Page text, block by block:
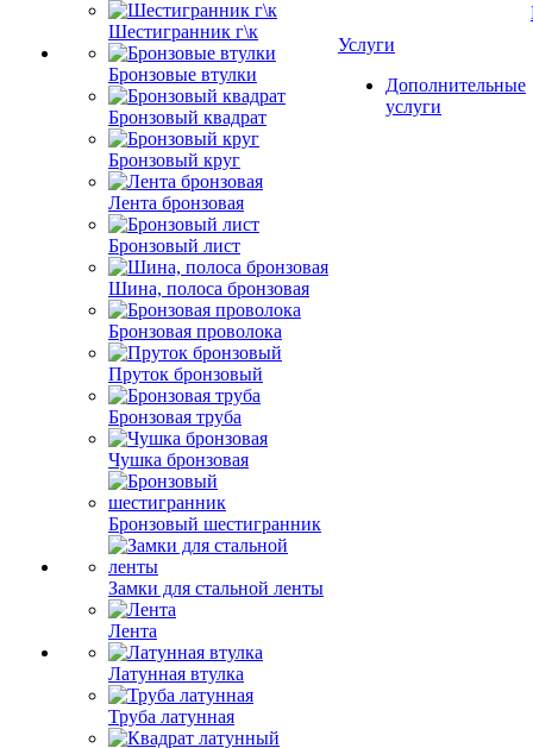
Шестигранник г\к
Бронзовые втулки
Бронзовый квадрат
Бронзовый круг
Лента бронзовая
Бронзовый лист
Шина, полоса бронзовая
Бронзовая проволока
Пруток бронзовый
Бронзовая труба
Чушка бронзовая
Бронзовый шестигранник
Замки для стальной ленты
Лента
Латунная втулка
Труба латунная
Услуги
Дополнительные
услуги